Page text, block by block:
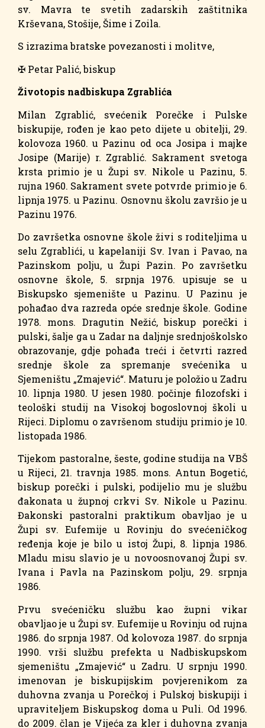
sv. Mavra te svetih zadarskih zaštitnika
Krševana, Stošije, Šime i Zoila.
S izrazima bratske povezanosti i molitve,
✠ Petar Palić, biskup
Životopis nadbiskupa Zgrablića
Milan Zgrablić, svećenik Porečke i Pulske
biskupije, rođen je kao peto dijete u obitelji, 29.
kolovoza 1960. u Pazinu od oca Josipa i majke
Josipe (Marije) r. Zgrablić. Sakrament svetoga
krsta primio je u Župi sv. Nikole u Pazinu, 5.
rujna 1960. Sakrament svete potvrde primio je 6.
lipnja 1975. u Pazinu. Osnovnu školu završio je u
Pazinu 1976.
Do završetka osnovne škole živi s roditeljima u
selu Zgrablići, u kapelaniji Sv. Ivan i Pavao, na
Pazinskom polju, u Župi Pazin. Po završetku
osnovne škole, 5. srpnja 1976. upisuje se u
Biskupsko sjemenište u Pazinu. U Pazinu je
pohađao dva razreda opće srednje škole. Godine
1978. mons. Dragutin Nežić, biskup porečki i
pulski, šalje ga u Zadar na daljnje srednjoškolsko
obrazovanje, gdje pohađa treći i četvrti razred
srednje škole za spremanje svećenika u
Sjemeništu „Zmajević“. Maturu je položio u Zadru
10. lipnja 1980. U jesen 1980. počinje filozofski i
teološki studij na Visokoj bogoslovnoj školi u
Rijeci. Diplomu o završenom studiju primio je 10.
listopada 1986.
Tijekom pastoralne, šeste, godine studija na VBŠ
u Rijeci, 21. travnja 1985. mons. Antun Bogetić,
biskup porečki i pulski, podijelio mu je službu
đakonata u župnoj crkvi Sv. Nikole u Pazinu.
Đakonski pastoralni praktikum obavljao je u
Župi sv. Eufemije u Rovinju do svećeničkog
ređenja koje je bilo u istoj Župi, 8. lipnja 1986.
Mladu misu slavio je u novoosnovanoj Župi sv.
Ivana i Pavla na Pazinskom polju, 29. srpnja
1986.
Prvu svećeničku službu kao župni vikar
obavljao je u Župi sv. Eufemije u Rovinju od rujna
1986. do srpnja 1987. Od kolovoza 1987. do srpnja
1990. vrši službu prefekta u Nadbiskupskom
sjemeništu „Zmajević“ u Zadru. U srpnju 1990.
imenovan je biskupijskim povjerenikom za
duhovna zvanja u Porečkoj i Pulskoj biskupiji i
upraviteljem Biskupskog doma u Puli. Od 1996.
do 2009. član je Vijeća za kler i duhovna zvanja